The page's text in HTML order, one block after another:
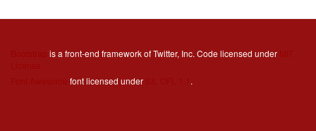
is a front-end framework of Twitter, Inc. Code licensed under
font licensed under .